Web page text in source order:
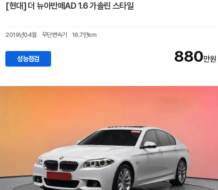
[현대] 더 뉴아반떼AD 1.6 가솔린 스타일
2019년04월 무단변속기 16.7만km
성능점검 880만원